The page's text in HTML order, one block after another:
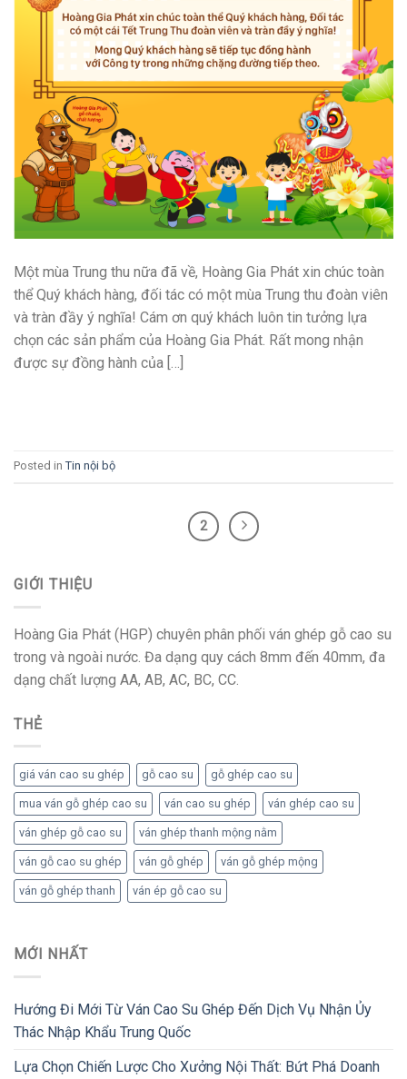
Một mùa Trung thu nữa đã về, Hoàng Gia Phát xin chúc toàn
thể Quý khách hàng, đối tác có một mùa Trung thu đoàn viên
và tràn đầy ý nghĩa! Cám ơn quý khách luôn tin tưởng lựa
chọn các sản phẩm của Hoàng Gia Phát. Rất mong nhận
được sự đồng hành của […]
Posted in Tin nội bộ
2
GIỚI THIỆU
Hoàng Gia Phát (HGP) chuyên phân phối ván ghép gỗ cao su
trong và ngoài nước. Đa dạng quy cách 8mm đến 40mm, đa
dạng chất lượng AA, AB, AC, BC, CC.
THẺ
giá ván cao su ghép gỗ cao su gỗ ghép cao su
mua ván gỗ ghép cao su ván cao su ghép ván ghép cao su
ván ghép gỗ cao su ván ghép thanh mộng nằm
ván gỗ cao su ghép ván gỗ ghép ván gỗ ghép mộng
ván gỗ ghép thanh ván ép gỗ cao su
MỚI NHẤT
Hướng Đi Mới Từ Ván Cao Su Ghép Đến Dịch Vụ Nhận Ủy
Thác Nhập Khẩu Trung Quốc
Lựa Chọn Chiến Lược Cho Xưởng Nội Thất: Bứt Phá Doanh